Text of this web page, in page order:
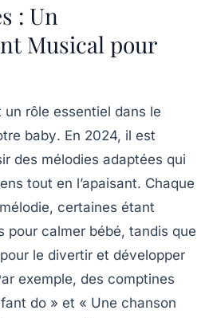
: Un
Musical pour
un rôle essentiel dans le
baby. En 2024, il est
des mélodies adaptées qui
tout en l’apaisant. Chaque
certaines étant
pour calmer bébé, tandis que
le divertir et développer
exemple, des comptines
do » et « Une chanson